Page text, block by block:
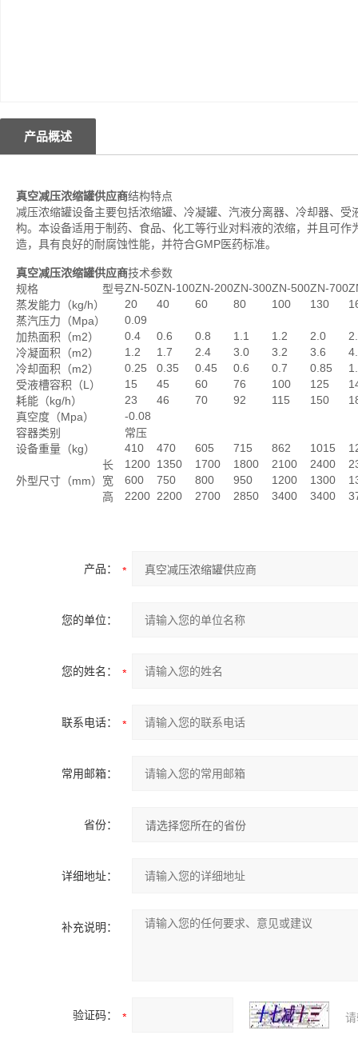
产品概述
真空减压浓缩罐供应商结构特点
减压浓缩罐设备主要包括浓缩罐、冷凝罐、汽液分离器、冷却器、
构。本设备适用于制药、食品、化工等行业对料液的浓缩，并且可
造，具有良好的耐腐蚀性能，并符合GMP医药标准。
真空减压浓缩罐供应商技术参数
规格
型号ZN-50ZN-100ZN-200ZN-300ZN-500ZN-700
蒸发能力（kg/h）
20 40 60 80 100 130
蒸汽压力（Mpa）
0.09
加热面积（m2）
0.4 0.6 0.8 1.1 1.2 2.0
冷凝面积（m2）
1.2 1.7 2.4 3.0 3.2 3.6
冷却面积（m2）
0.25 0.35 0.45 0.6 0.7 0.85
受液槽容积（L）
15 45 60 76 100 125
耗能（kg/h）
23 46 70 92 115 150
真空度（Mpa）
-0.08
容器类别
常压
设备重量（kg）
410 470 605 715 862 1015
外型尺寸（mm）
长 1200 1350 1700 1800 2100 2400
宽
600 750 800 950 1200 1300
高
2200 2200 2700 2850 3400 3400
产品：
您的单位：
您的姓名：
联系电话：
常用邮箱：
省份：
详细地址：
补充说明：
验证码：